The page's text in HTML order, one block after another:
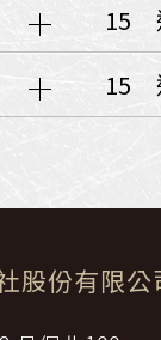
爾他
琴海三島
西里島
西班
瑞士
英國
15
15
股份有限公